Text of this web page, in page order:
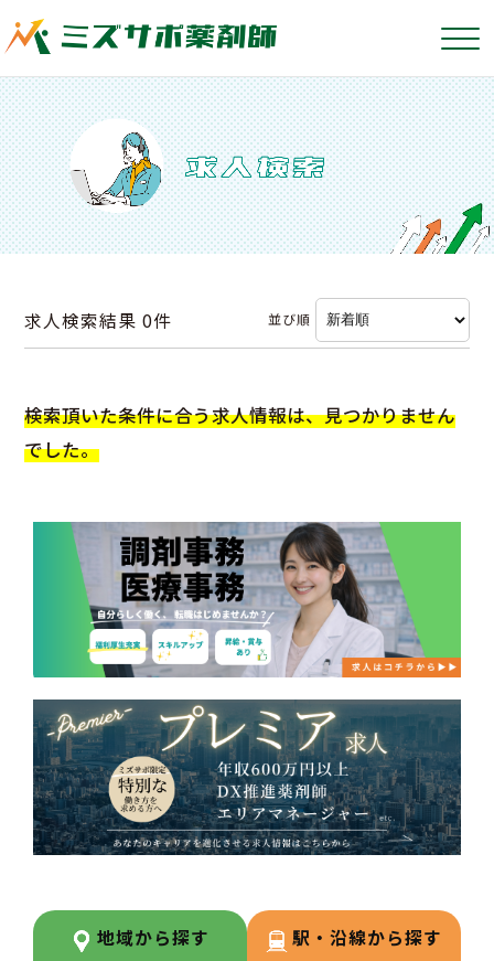
求人検索結果0件 並び順
検索頂いた条件に合う求人情報は、見つかりません
でした。
地域から探す 駅・沿線から探す